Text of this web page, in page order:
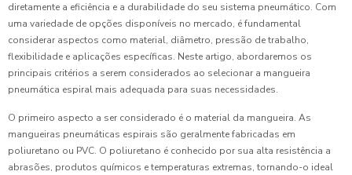
diretamente a eficiência e a durabilidade do seu sistema pneumático. Com
uma variedade de opções disponíveis no mercado, é fundamental
considerar aspectos como material, diâmetro, pressão de trabalho,
flexibilidade e aplicações específicas. Neste artigo, abordaremos os
principais critérios a serem considerados ao selecionar a mangueira
pneumática espiral mais adequada para suas necessidades.
O primeiro aspecto a ser considerado é o material da mangueira. As
mangueiras pneumáticas espirais são geralmente fabricadas em
poliuretano ou PVC. O poliuretano é conhecido por sua alta resistência a
abrasões, produtos químicos e temperaturas extremas, tornando-o ideal